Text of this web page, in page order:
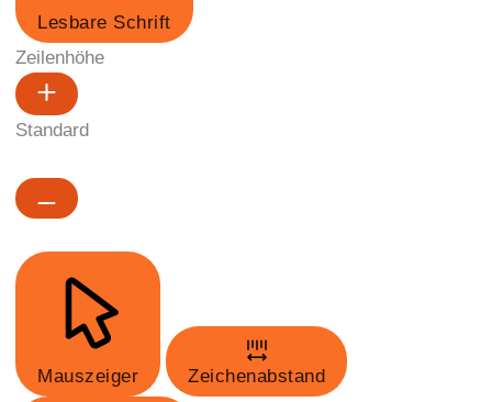
Lesbare Schrift
Zeilenhöhe
Standard
Mauszeiger Zeichenabstand